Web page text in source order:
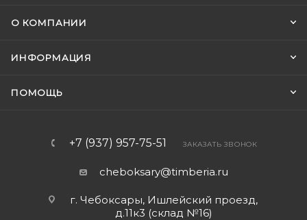
О КОМПАНИИ
ИНФОРМАЦИЯ
ПОМОЩЬ
+7 (937) 957-75-51 ЗАКАЗАТЬ ЗВОНОК
cheboksary@timberia.ru
г. Чебоксары, Ишлейский проезд,
д.11к3 (склад №16)